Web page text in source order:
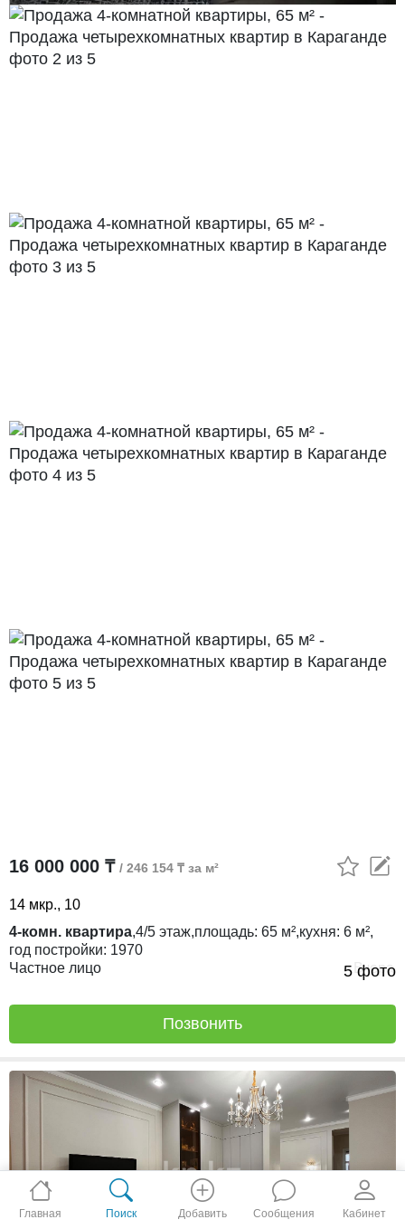
5 фото
16 000 000 ₸ / 246 154 ₸ за м²
14 мкр., 10
4-комн. квартира,4/5 этаж,площадь: 65 м²,кухня: 6 м²,
год постройки: 1970
Частное лицо
Вчера
Позвонить
Главная Поиск Добавить Сообщения Кабинет